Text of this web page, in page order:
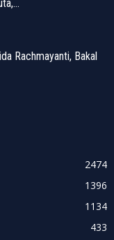
Rachmayanti, Bakal
2474
1396
1134
433